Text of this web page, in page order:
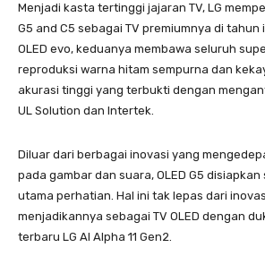
Menjadi kasta tertinggi jajaran TV, LG
G5 and C5 sebagai TV premiumnya di tahun
OLED evo, keduanya membawa seluruh
reproduksi warna hitam sempurna dan
akurasi tinggi yang terbukti dengan
UL Solution dan Intertek.
Diluar dari berbagai inovasi yang
pada gambar dan suara, OLED G5
utama perhatian. Hal ini tak lepas dari
menjadikannya sebagai TV OLED dengan
terbaru LG AI Alpha 11 Gen2.